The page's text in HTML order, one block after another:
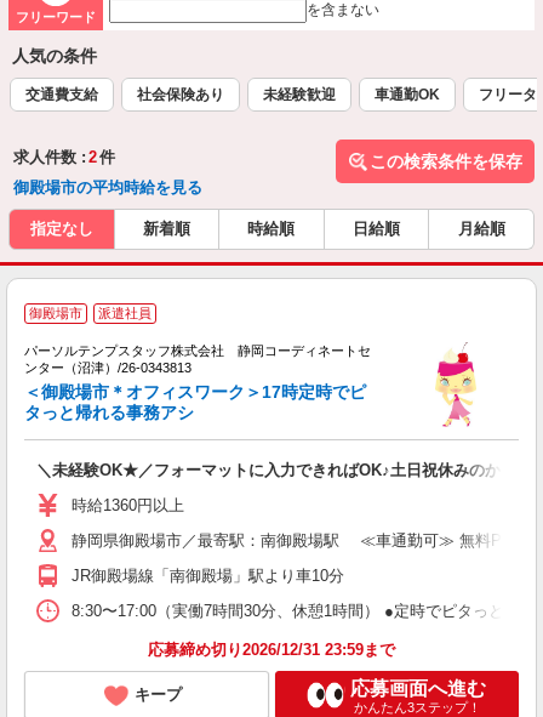
フリーワード を含まない
人気の条件
交通費支給 社会保険あり 未経験歓迎 車通勤OK フリータ
求人件数 : 2件
御殿場市の平均時給を見る
この検索条件を保存
指定なし 新着順 時給順 日給順 月給順
御殿場市 派遣社員
パーソルテンプスタッフ株式会社 静岡コーディネートセ
ンター（沼津）/26-0343813
＜御殿場市＊オフィスワーク＞17時定時でピ
タっと帰れる事務アシ
＼未経験OK★／フォーマットに入力できればOK♪土日祝休みのかんた
時給1360円以上
静岡県御殿場市／最寄駅：南御殿場駅 ≪車通勤可≫ 無料Pあり
JR御殿場線「南御殿場」駅より車10分
8:30〜17:00（実働7時間30分、休憩1時間） ●定時でピタっと終
応募締め切り2026/12/31 23:59まで
キープ 応募画面へ進む
かんたん3ステップ！